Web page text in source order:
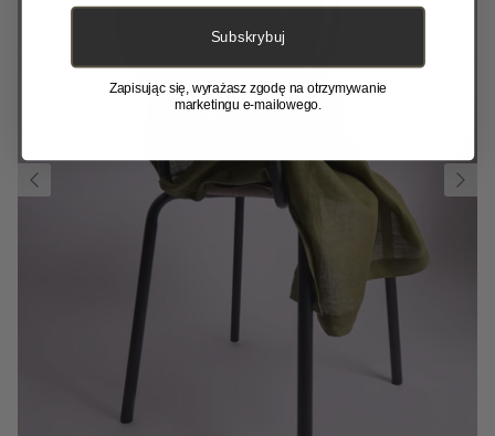
Subskrybuj
Zapisując się, wyrażasz zgodę na otrzymywanie
marketingu e-mailowego.